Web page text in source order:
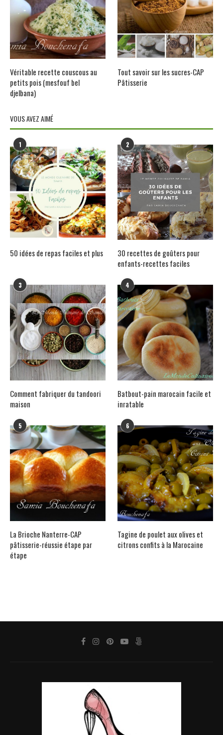
Véritable recette couscous au
petits pois (mesfouf bel
djelbana)
Tout savoir sur les sucres-CAP
Pâtisserie
VOUS AVEZ AIMÉ
1
50 idées de repas faciles et plus
2
30 recettes de goûters pour
enfants-recettes faciles
3
Comment fabriquer du tandoori
maison
4
Batbout-pain marocain facile et
inratable
5
La Brioche Nanterre-CAP
pâtisserie-réussie étape par
étape
6
Tagine de poulet aux olives et
citrons confits à la Marocaine